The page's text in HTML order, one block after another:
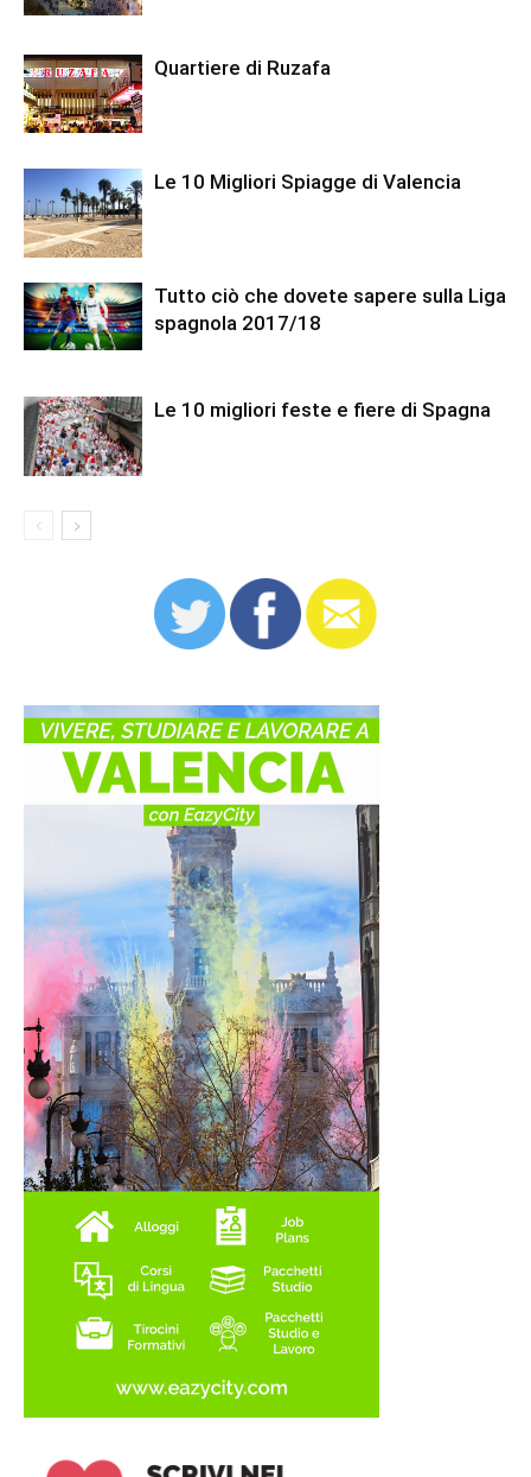
Quartiere di Ruzafa
Le 10 Migliori Spiagge di Valencia
Tutto ciò che dovete sapere sulla Liga
spagnola 2017/18
Le 10 migliori feste e fiere di Spagna